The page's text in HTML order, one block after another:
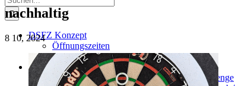
nach:
DSFZ Konzept
Öffnungszeiten
Adresse, Anfahrt
Flow Dartsliga
🎯 FlowLiga Push – Z18 Community Challenge
nachhaltig
8 10, 2024